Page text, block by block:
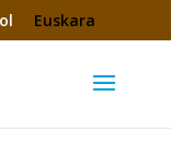
Euskara